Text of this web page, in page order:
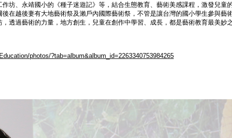
坊、永靖國小的《種子迷遊記》等，結合生態教育、藝術美感課程，激發兒童
在越後妻有大地藝術祭及瀨戶內國際藝術祭，不管是讓台灣的國小學生參與藝
透過藝術的力量，地方創生，兒童在創作中學習、成長，都是藝術教育最美妙之
photos/?tab=album&album_id=2263340753984265